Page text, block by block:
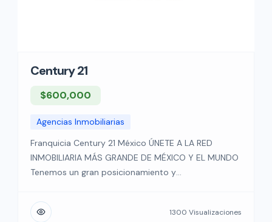
Century 21
$600,000
Agencias Inmobiliarias
Franquicia Century 21 México ÚNETE A LA RED
INMOBILIARIA MÁS GRANDE DE MÉXICO Y EL MUNDO
Tenemos un gran posicionamiento y
compradores y vendedores nos identifican
inmediatamente, somos los protagonistas en el
1300 Visualizaciones